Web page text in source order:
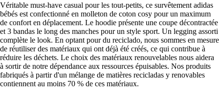
Véritable must-have casual pour les tout-petits, ce survêtement adidas
bébés est confectionné en molleton de coton cosy pour un maximum
de confort en déplacement. Le hoodie présente une coupe décontractée
et 3 bandas le long des manches pour un style sport. Un legging assorti
complète le look. En optant pour du reciclado, nous sommes en mesure
de réutiliser des matériaux qui ont déjà été créés, ce qui contribue à
réduire les déchets. Le choix des matériaux renouvelables nous aidera
à sortir de notre dépendance aux ressources épuisables. Nos produits
fabriqués à partir d'un mélange de matières recicladas y renovables
contiennent au moins 70 % de ces matériaux.